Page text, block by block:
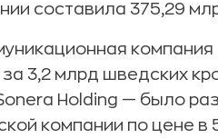
составила 375,29
3,2 млрд шведских
Holding — было
компании по цене в